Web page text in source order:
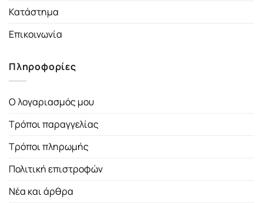
Κατάστημα
Επικοινωνία
Πληροφορίες
Ο λογαριασμός μου
Τρόποι παραγγελίας
Τρόποι πληρωμής
Πολιτική επιστροφών
Νέα και άρθρα